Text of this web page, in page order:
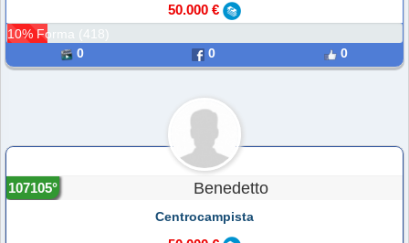
50.000 €
10% Forma (418)
0
0 0
Benedetto
107105°
Centrocampista